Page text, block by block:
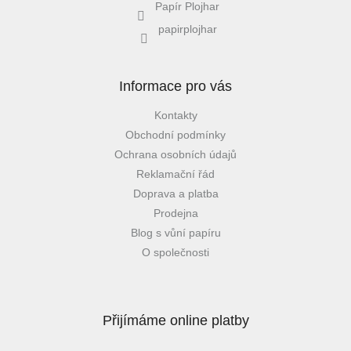
Papír Plojhar
papirplojhar
Informace pro vás
Kontakty
Obchodní podmínky
Ochrana osobních údajů
Reklamační řád
Doprava a platba
Prodejna
Blog s vůní papíru
O společnosti
Přijímáme online platby